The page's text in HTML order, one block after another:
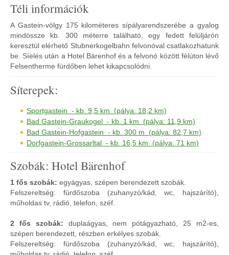
Téli információk
A Gastein-völgy 175 kilométeres sípályarendszerébe a gyalog
mindössze kb. 300 méterre található, egy fedett felüljárón
keresztül elérhető Stubnerkogelbahn felvonóval csatlakozhatunk
be. Síelés után a Hotel Bärenhof és a felvonó között félúton lévő
Felsentherme fürdőben lehet kikapcsolódni.
Síterepek:
Sportgastein - kb. 9,5 km (pálya: 18,2 km)
Bad Gastein-Graukogel - kb. 1 km (pálya: 11,9 km)
Bad Gastein-Hofgastein - kb. 300 m (pálya: 82,7 km)
Dorfgastein-Grossarltal - kb. 16,5 km (pálya: 71 km)
Szobák: Hotel Bärenhof
1 fős szobák: egyágyas, szépen berendezett szobák.
Felszereltség: fürdőszoba (zuhanyzó/kád, wc, hajszárító),
műholdas tv, rádió, telefon, széf.
2 fős szobák: duplaágyas, nem pótágyazható, 25 m2-es,
szépen berendezett, részben erkélyes szobák.
Felszereltség: fürdőszoba (zuhanyzó/kád, wc, hajszárító),